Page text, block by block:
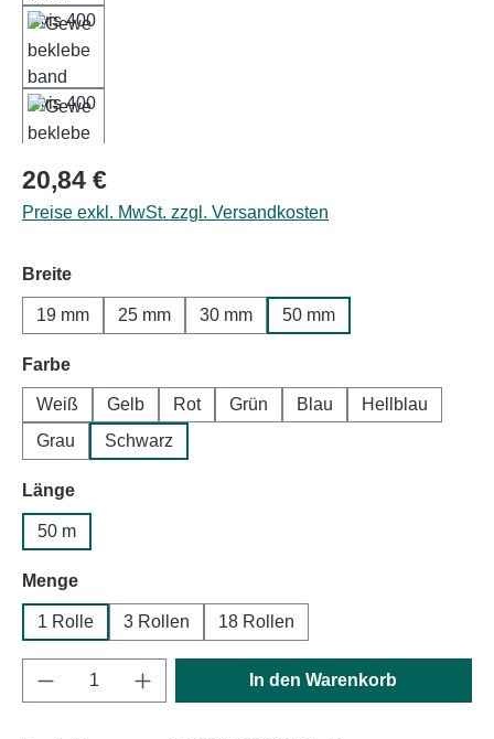
Regulärer Preis:
20,84 €
Preise exkl. MwSt. zzgl. Versandkosten
Breiteauswählen
19 mm 25 mm 30 mm 50 mm
Farbeauswählen
Weiß Gelb Rot Grün Blau
Hellblau
Grau
Schwarz
Längeauswählen
50 m
Mengeauswählen
1 Rolle 3 Rollen 18 Rollen
Produkt Anzahl: Gib den gewünschten
In den Warenkorb